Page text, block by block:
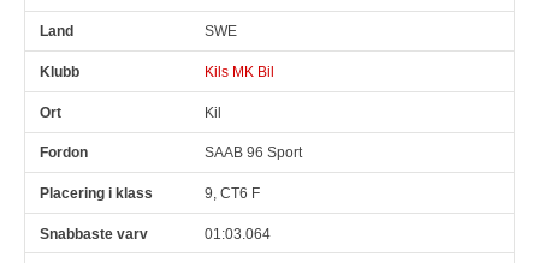
SWE
Kils MK Bil
Kil
SAAB 96 Sport
9, CT6 F
01:03.064